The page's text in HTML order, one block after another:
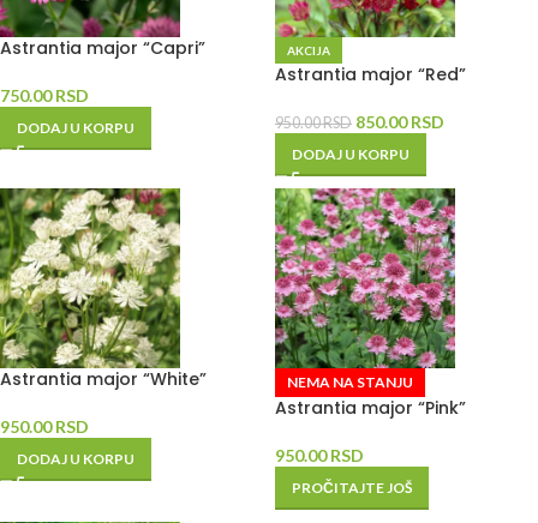
Astrantia major “Capri”
750.00RSD
DODAJ U KORPU
AKCIJA
Astrantia major “Red”
950.00RSD 850.00RSD
DODAJ U KORPU
Astrantia major “White”
950.00RSD
DODAJ U KORPU
NEMA NA STANJU
Astrantia major “Pink”
950.00RSD
PROČITAJTE JOŠ